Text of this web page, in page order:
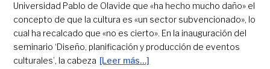
Universidad Pablo de Olavide que «ha hecho mucho daño» el
concepto de que la cultura es «un sector subvencionado», lo
cual ha recalcado que «no es cierto». En la inauguración del
seminario ‘Diseño, planificación y producción de eventos
culturales’, la cabeza [Leer más…]